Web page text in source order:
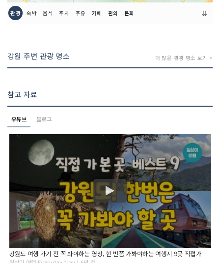
관광 숙박 음식 주차 주유 카페 편의 문화 ⇊
강원 주변 관광 명소 더 많은 관광 명소 보기 >
참고 자료
유튜브 블로그
강원도 여행 가기 전 꼭 봐야하는 영상, 한 번쯤 가봐야하는 여행지 9곳 직접가서 경험하고 찍은 영상입니다. Best 9 places to visit in Gangwon-do